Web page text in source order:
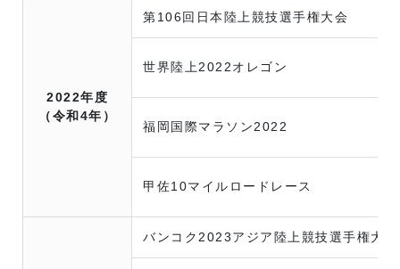
2022年度
（令和4年）
第106回日本陸上競技選手権大会
世界陸上2022オレゴン
福岡国際マラソン2022
甲佐10マイルロードレース
バンコク2023アジア陸上競技選手権大会